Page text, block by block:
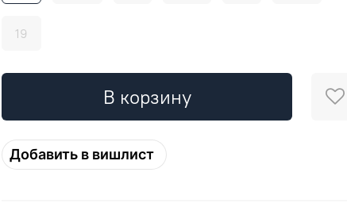
В корзину
Добавить в вишлист
19